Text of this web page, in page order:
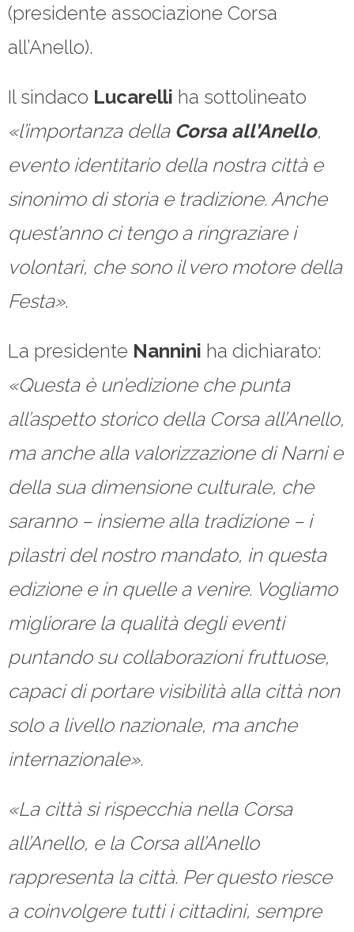
(presidente associazione Corsa
all’Anello).
Il sindaco Lucarelli ha sottolineato
«l’importanza della Corsa all’Anello,
evento identitario della nostra città e
sinonimo di storia e tradizione. Anche
quest’anno ci tengo a ringraziare i
volontari, che sono il vero motore della
Festa».
La presidente Nannini ha dichiarato:
«Questa è un’edizione che punta
all’aspetto storico della Corsa all’Anello,
ma anche alla valorizzazione di Narni e
della sua dimensione culturale, che
saranno – insieme alla tradizione – i
pilastri del nostro mandato, in questa
edizione e in quelle a venire. Vogliamo
migliorare la qualità degli eventi
puntando su collaborazioni fruttuose,
capaci di portare visibilità alla città non
solo a livello nazionale, ma anche
internazionale».
«La città si rispecchia nella Corsa
all’Anello, e la Corsa all’Anello
rappresenta la città. Per questo riesce
a coinvolgere tutti i cittadini, sempre